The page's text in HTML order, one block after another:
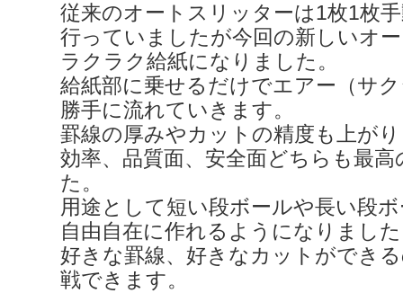
従来のオートスリッターは1枚1枚
行っていましたが今回の新しいオ
ラクラク給紙になりました。
給紙部に乗せるだけでエアー（サ
勝手に流れていきます。
罫線の厚みやカットの精度も上がり
効率、品質面、安全面どちらも最
た。
用途として短い段ボールや長い段
自由自在に作れるようになりまし
好きな罫線、好きなカットができ
戦できます。